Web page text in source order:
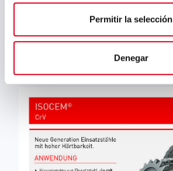
Permitir la selección
Denegar
« Zurück zu Einsatzstähle